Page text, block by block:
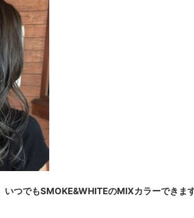
いつでもSMOKE&WHITEのMIXカラーできま